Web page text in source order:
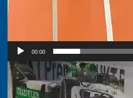
00:00
Video
přehrávač